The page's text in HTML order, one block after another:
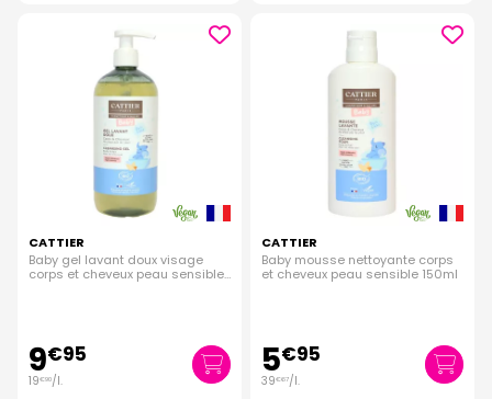
CATTIER
Baby gel lavant doux visage
corps et cheveux peau sensible
9€95
19€90/l.
CATTIER
Baby mousse nettoyante corps
et cheveux peau sensible 150ml
5€95
39€67/l.